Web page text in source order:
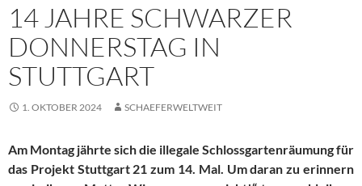
14 JAHRE SCHWARZER
DONNERSTAG IN
STUTTGART
1. OKTOBER 2024 SCHAEFERWELTWEIT
Am Montag jährte sich die illegale Schlossgartenräumung für
das Projekt Stuttgart 21 zum 14. Mal. Um daran zu erinnern